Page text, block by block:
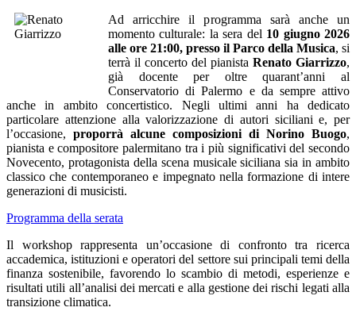
Ad arricchire il programma sarà anche un
momento culturale: la sera del 10 giugno 2026
alle ore 21:00, presso il Parco della Musica, si
terrà il concerto del pianista Renato Giarrizzo,
già docente per oltre quarant’anni al
Conservatorio di Palermo e da sempre attivo
anche in ambito concertistico. Negli ultimi anni ha dedicato
particolare attenzione alla valorizzazione di autori siciliani e, per
l’occasione, proporrà alcune composizioni di Norino Buogo,
pianista e compositore palermitano tra i più significativi del secondo
Novecento, protagonista della scena musicale siciliana sia in ambito
classico che contemporaneo e impegnato nella formazione di intere
generazioni di musicisti.
Programma della serata
Il workshop rappresenta un’occasione di confronto tra ricerca
accademica, istituzioni e operatori del settore sui principali temi della
finanza sostenibile, favorendo lo scambio di metodi, esperienze e
risultati utili all’analisi dei mercati e alla gestione dei rischi legati alla
transizione climatica.